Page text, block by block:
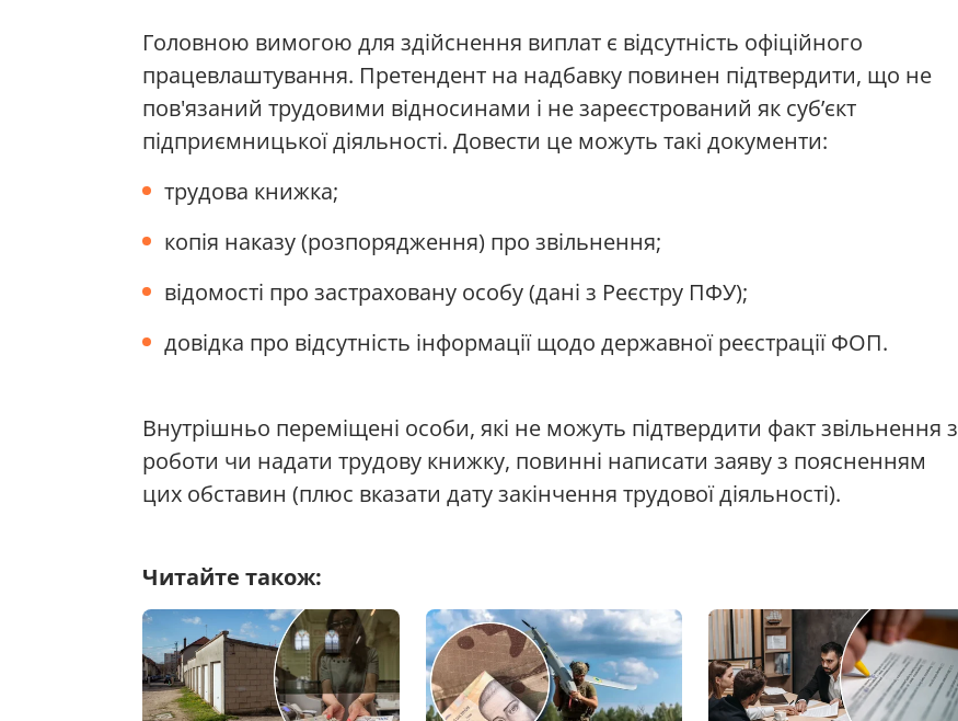
Головною вимогою для здійснення виплат є відсутність офіційного
працевлаштування. Претендент на надбавку повинен підтвердити, що не
пов'язаний трудовими відносинами і не зареєстрований як суб’єкт
підприємницької діяльності. Довести це можуть такі документи:
трудова книжка;
копія наказу (розпорядження) про звільнення;
відомості про застраховану особу (дані з Реєстру ПФУ);
довідка про відсутність інформації щодо державної реєстрації ФОП.
Внутрішньо переміщені особи, які не можуть підтвердити факт звільнення з
роботи чи надати трудову книжку, повинні написати заяву з поясненням
цих обставин (плюс вказати дату закінчення трудової діяльності).
Читайте також: